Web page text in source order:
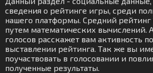
сведения о рейтинге игры, среди
нашего платформы. Средний рейтинг
путем математических вычислений.
голосов расскажет вам активность
выставлении рейтинга. Так же вы
поучаствовать в голосовании и
полученные результаты.